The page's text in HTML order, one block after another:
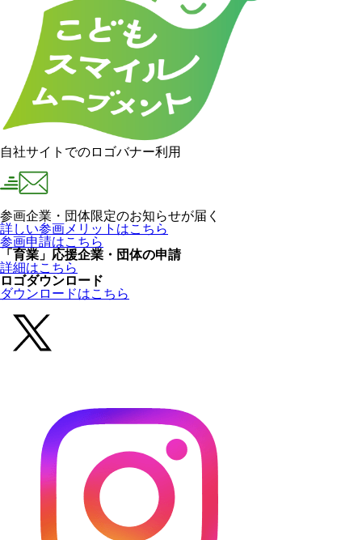
自社サイトでのロゴバナー利用
参画企業・団体限定のお知らせが届く
詳しい参画メリットはこちら
参画申請はこちら
「育業」応援企業・団体の申請
詳細はこちら
ロゴダウンロード
ダウンロードはこちら